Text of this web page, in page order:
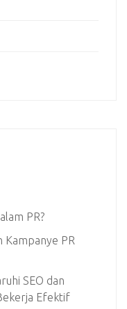
PR?
Kampanye PR
SEO dan
Efektif